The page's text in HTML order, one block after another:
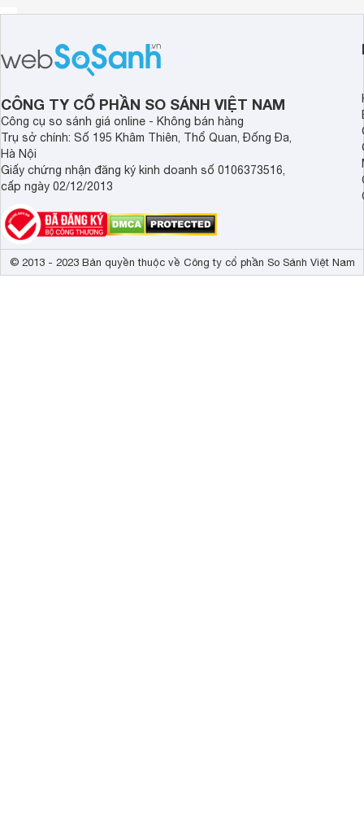
Công nghệ âm thanh
Kích thước có chân, đặt bàn 97.99 x
Trọng lượng có chân
Kích thước không chân, treo tường 97.99 x 56.4
Trọng lượng không có chân
CÔNG TY CỔ PHẦN SO SÁNH VIỆT NAM
Công cụ so sánh giá online - Không bán hàng
Trụ sở chính: Số 195 Khâm Thiên, Thổ Quan, Đống Đa,
Hà Nội
Giấy chứng nhận đăng ký kinh doanh số 0106373516,
cấp ngày 02/12/2013
© 2013 - 2023 Bản quyền thuộc về Công ty cổ phần So Sánh Việt Nam